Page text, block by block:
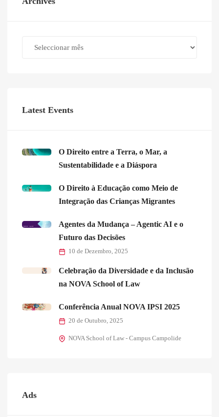
Latest Events
O Direito entre a Terra, o Mar, a
Sustentabilidade e a Diáspora
O Direito à Educação como Meio de
Integração das Crianças Migrantes
Agentes da Mudança – Agentic AI e o
Futuro das Decisões
10 de Dezembro, 2025
Celebração da Diversidade e da Inclusão
na NOVA School of Law
Conferência Anual NOVA IPSI 2025
20 de Outubro, 2025
NOVA School of Law - Campus Campolide
Ads